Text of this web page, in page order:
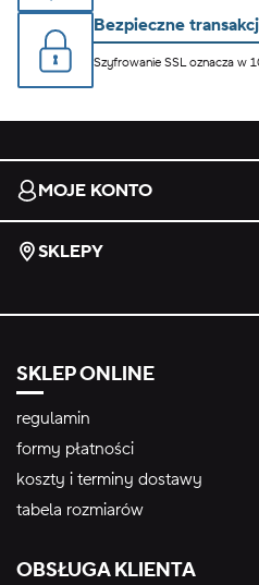
Bezpieczne
Szyfrowanie SSL oznacza w
MOJE KONTO
SKLEPY
SKLEP ONLINE
regulamin
formy płatności
koszty i terminy dostawy
tabela rozmiarów
OBSŁUGA KLIENTA